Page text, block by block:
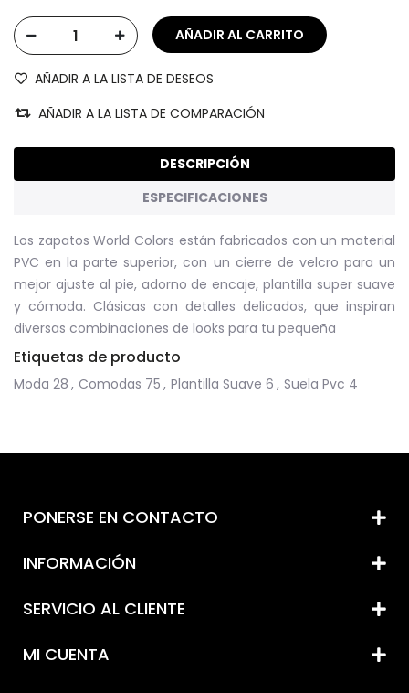
AÑADIR A LA LISTA DE DESEOS
AÑADIR A LA LISTA DE COMPARACIÓN
DESCRIPCIÓN
ESPECIFICACIONES
Los zapatos World Colors están fabricados con un material
PVC en la parte superior, con un cierre de velcro para un
mejor ajuste al pie, adorno de encaje, plantilla super suave
y cómoda. Clásicas con detalles delicados, que inspiran
diversas combinaciones de looks para tu pequeña
Etiquetas de producto
Moda 28 , Comodas 75 , Plantilla Suave 6 , Suela Pvc 4
PONERSE EN CONTACTO
INFORMACIÓN
SERVICIO AL CLIENTE
MI CUENTA